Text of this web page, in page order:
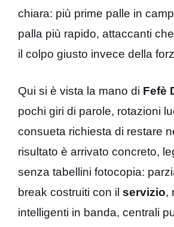
chiara: più prime palle in
palla più rapido, attaccanti
il colpo giusto invece della
Qui si è vista la mano di Fefè
pochi giri di parole, rotazioni
consueta richiesta di restare
risultato è arrivato concreto,
senza tabellini fotocopia:
break costruiti con il servizio,
intelligenti in banda, centrali